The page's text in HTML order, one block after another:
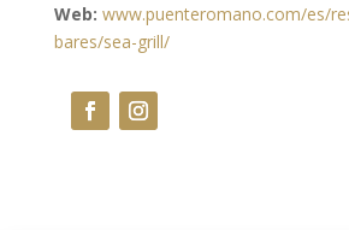
Web: www.puenteromano.com/es/
bares/sea-grill/